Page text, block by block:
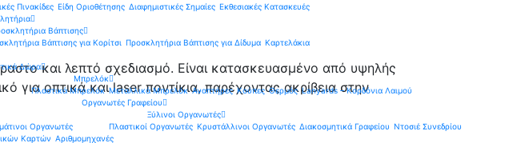
Πινακίδες Είδη Οριοθέτησης Διαφημιστικές Σημαίες Εκθεσιακές Κατασκευές
Βάπτισης
Βάπτισης για Κορίτσι Προσκλητήρια Βάπτισης για Δίδυμα Καρτελάκια
Δώρα
Μπρελόκ
Πλαστικά Μπρελόκ Μεταλλικά Μπρελόκ Αναπτήρες Κούπες Θερμός Lanyards – Kορδόνια Λαιμού
Οργανωτές Γραφείου
Οργανωτές
Ξύλινοι Οργανωτές
Πλαστικοί Οργανωτές Κρυστάλλινοι Οργανωτές Διακοσμητικά Γραφείου Ντοσιέ Συνεδρίου
Καρτών Αριθμομηχανές
και λεπτό σχεδιασμό. Είναι κατασκευασμένο από υψηλής
για οπτικά και laser ποντίκια, παρέχοντας ακρίβεια στην